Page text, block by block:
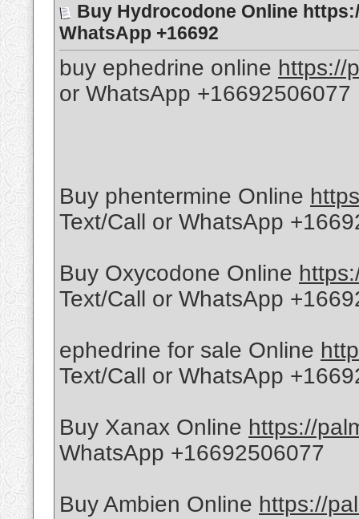
Buy Hydrocodone Online
WhatsApp +16692
buy ephedrine online https://
or WhatsApp +16692506077
Buy phentermine Online
Text/Call or WhatsApp
Buy Oxycodone Online
Text/Call or WhatsApp
ephedrine for sale Online
Text/Call or WhatsApp
Buy Xanax Online https://
WhatsApp +16692506077
Buy Ambien Online https://